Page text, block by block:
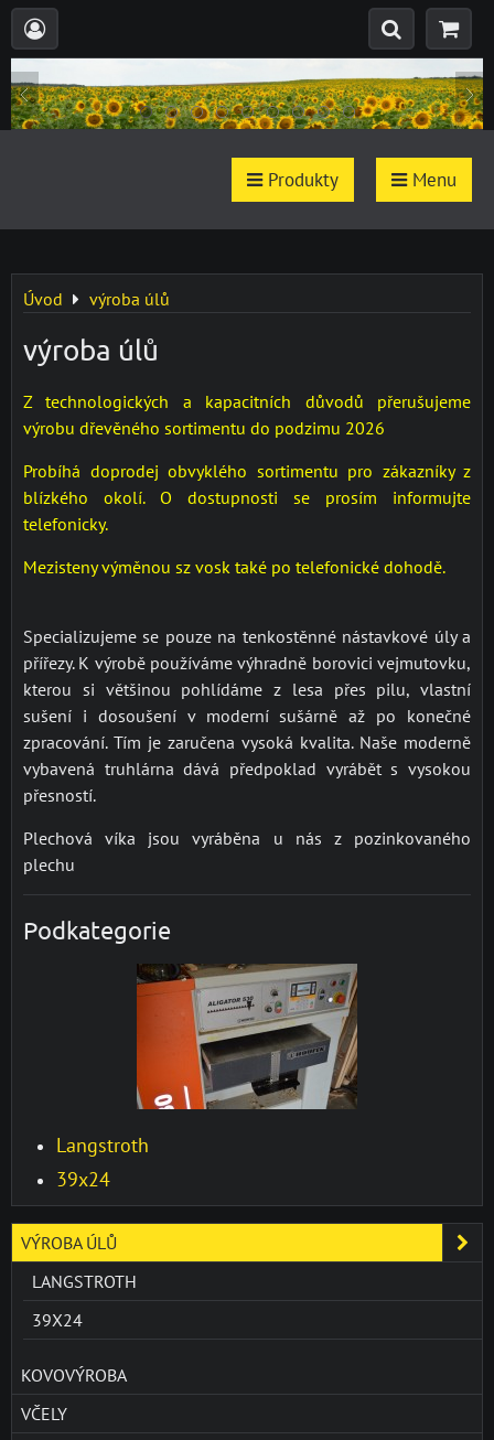
Produkty Menu
Úvod výroba úlů
výroba úlů
Z technologických a kapacitních důvodů přerušujeme
výrobu dřevěného sortimentu do podzimu 2026
Probíhá doprodej obvyklého sortimentu pro zákazníky z
blízkého okolí. O dostupnosti se prosím informujte
telefonicky.
Mezisteny výměnou sz vosk také po telefonické dohodě.
Specializujeme se pouze na tenkostěnné nástavkové úly a
přířezy. K výrobě používáme výhradně borovici vejmutovku,
kterou si většinou pohlídáme z lesa přes pilu, vlastní
sušení i dosoušení v moderní sušárně až po konečné
zpracování. Tím je zaručena vysoká kvalita. Naše moderně
vybavená truhlárna dává předpoklad vyrábět s vysokou
přesností.
Plechová víka jsou vyráběna u nás z pozinkovaného
plechu
Podkategorie
Langstroth
39x24
VÝROBA ÚLŮ
LANGSTROTH
39X24
KOVOVÝROBA
VČELY